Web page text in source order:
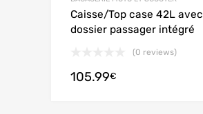
Caisse/Top case 42L avec
dossier passager intégré
(0 reviews)
105.99€